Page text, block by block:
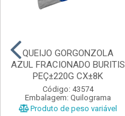
QUEIJO GORGONZOLA
AZUL FRACIONADO BURITIS
PEÇ±220G CX±8K
Código: 43574
Embalagem: Quilograma
Produto de peso variável